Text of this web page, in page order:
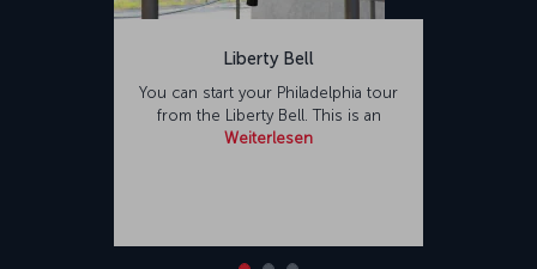
Liberty Bell
You can start your Philadelphia tour
from the Liberty Bell. This is an
Weiterlesen